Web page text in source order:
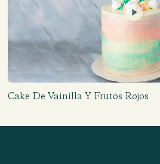
Cake De Vainilla Y Frutos Rojos